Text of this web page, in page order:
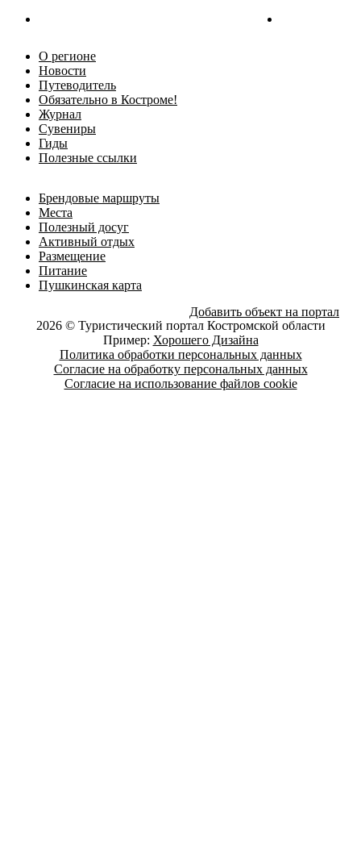
О регионе
Новости
Путеводитель
Обязательно в Костроме!
Журнал
Сувениры
Гиды
Полезные ссылки
Брендовые маршруты
Места
Полезный досуг
Активный отдых
Размещение
Питание
Пушкинская карта
Добавить объект на портал
2026 © Туристический портал Костромской области
Пример: Хорошего Дизайна
Политика обработки персональных данных
Согласие на обработку персональных данных
Согласие на использование файлов cookie